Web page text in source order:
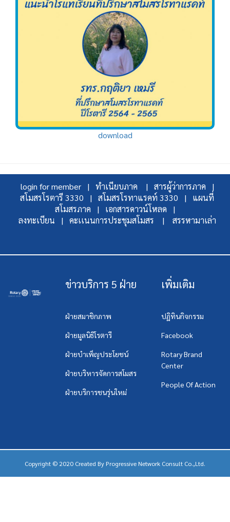
download
login for member | ทำเนียบภาค |
สารผู้ว่าการภาค |
สโมสรโรตารี 3330 |
สโมสรโรทาแรคท์ 3330 |
แผนที่
สโมสรภาค |
เอกสารดาวน์โหลด |
ลงทะเบียน |
คะเเนนการประชุมสโมสร | สรรหามาเล่า
ข่าวบริการ 5 ฝ่าย
ฝ่ายสมาชิกภาพ
ฝ่ายมูลนิธิโรตารี
ฝ่ายบำเพ็ญประโยชน์
ฝ่ายบริหารจัดการสโมสร
ฝ่ายบริการชนรุ่นใหม่
เพิ่มเติม
ปฏิทินกิจกรรม
Facebook
Rotary Brand
Center
People Of Action
Copyright © 2020 Created By Progressive Network Consult Co.,Ltd.